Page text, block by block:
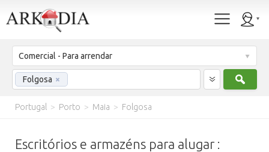
Comercial - Para arrendar
Folgosa ×
Portugal > Porto > Maia > Folgosa
Escritórios e armazéns para alugar :